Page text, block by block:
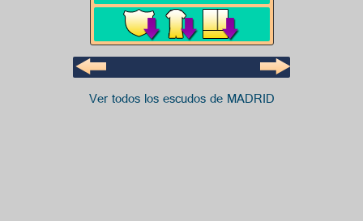
Ver todos los escudos de MADRID